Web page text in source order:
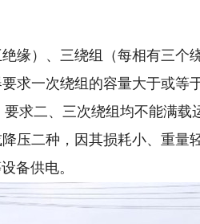
缘）、三绕组（每相有三个
求一次绕组的容量大于或等
要求二、三次绕组均不能满
压二种，因其损耗小、重量
备供电。